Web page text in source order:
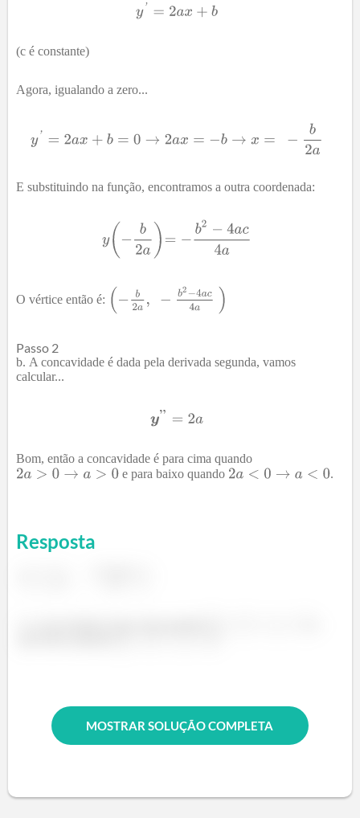
(c é constante)
Agora, igualando a zero...
E substituindo na função, encontramos a outra coordenada:
O vértice então é:
Passo 2
A concavidade é dada pela derivada segunda, vamos
calcular...
Bom, então a concavidade é para cima quando
e para baixo quando
.
Resposta
MOSTRAR SOLUÇÃO COMPLETA